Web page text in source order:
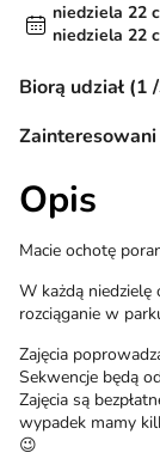
niedziela 22
niedziela 22
Biorą udział (1
Zainteresowani
Opis
Macie ochotę
W każdą niedzielę
rozciąganie w
Zajęcia
Sekwencje będą
Zajęcia są
wypadek mamy
😉